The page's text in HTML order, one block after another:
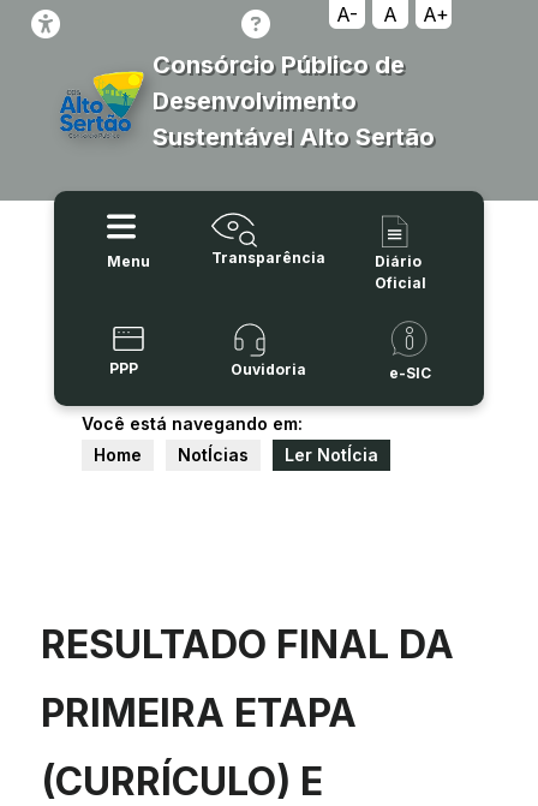
A- A A+
Consórcio Público de
Desenvolvimento
Sustentável Alto Sertão
Menu Transparência
Diário
Oficial
PPP Ouvidoria e-SIC
Você está navegando em:
Home
NotÍcias Ler NotÍcia
RESULTADO FINAL DA
PRIMEIRA ETAPA
(CURRÍCULO) E